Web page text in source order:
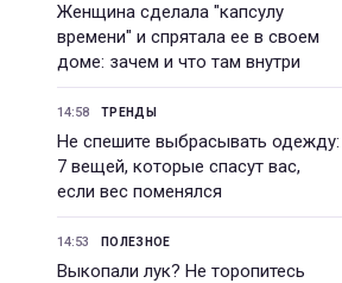
Женщина сделала "капсулу
времени" и спрятала ее в своем
доме: зачем и что там внутри
14:58 ТРЕНДЫ
Не спешите выбрасывать одежду:
7 вещей, которые спасут вас,
если вес поменялся
14:53 ПОЛЕЗНОЕ
Выкопали лук? Не торопитесь